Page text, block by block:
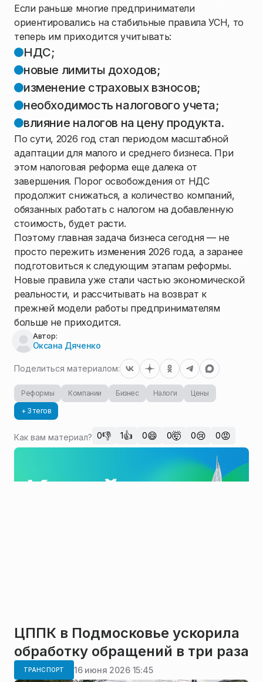
Если раньше многие предприниматели
ориентировались на стабильные правила УСН, то
теперь им приходится учитывать:
НДС;
новые лимиты доходов;
изменение страховых взносов;
необходимость налогового учета;
влияние налогов на цену продукта.
По сути, 2026 год стал периодом масштабной
адаптации для малого и среднего бизнеса. При
этом налоговая реформа еще далека от
завершения. Порог освобождения от НДС
продолжит снижаться, а количество компаний,
обязанных работать с налогом на добавленную
стоимость, будет расти.
Поэтому главная задача бизнеса сегодня — не
просто пережить изменения 2026 года, а заранее
подготовиться к следующим этапам реформы.
Новые правила уже стали частью экономической
реальности, и рассчитывать на возврат к
прежней модели работы предпринимателям
больше не приходится.
Автор:
Оксана Дяченко
Поделиться материалом:
Реформы Компании Бизнес Налоги
Цены
+ 3 тегов
Как вам материал? 0👎 1👍 0😄 0🤯 0😢 0😡
ЦППК в Подмосковье ускорила
обработку обращений в три раза
ТРАНСПОРТ 16 июня 2026 15:45